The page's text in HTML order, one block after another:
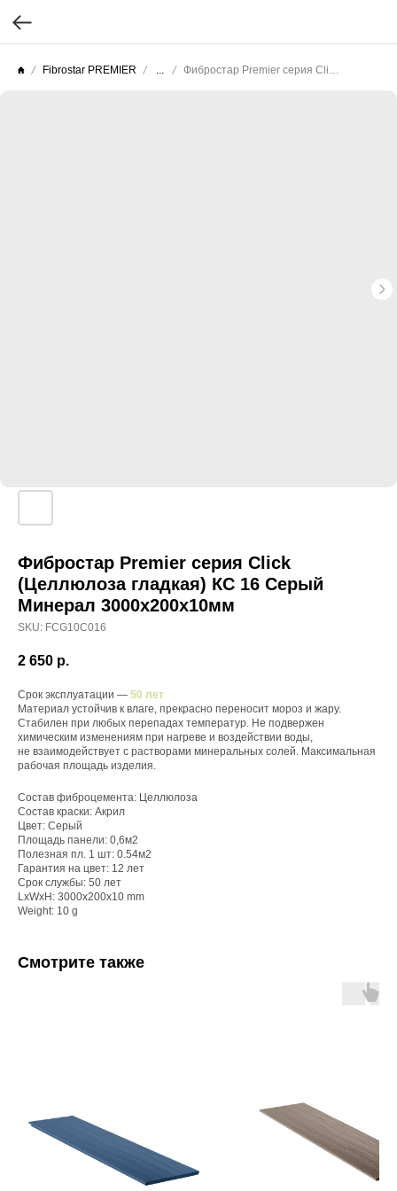
Fibrostar PREMIER
Фибростар Premier серия Click
(Целлюлоза гладкая) КС 16 Серый
Минерал 3000х200х10мм
SKU: FCG10C016
2 650 р.
Срок эксплуатации — 50 лет
Материал устойчив к влаге, прекрасно переносит мороз и жару.
Стабилен при любых перепадах температур. Не подвержен
химическим изменениям при нагреве и воздействии воды,
не взаимодействует с растворами минеральных солей. Максимальная
рабочая площадь изделия.
Состав фиброцемента: Целлюлоза
Состав краски: Акрил
Цвет: Серый
Площадь панели: 0,6м2
Полезная пл. 1 шт: 0.54м2
Гарантия на цвет: 12 лет
Срок службы: 50 лет
LxWxH: 3000x200x10 mm
Weight: 10 g
Смотрите также